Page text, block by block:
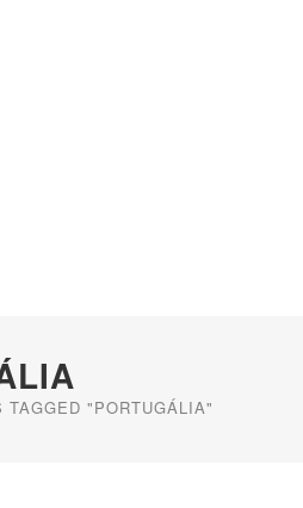
TAGGED "PORTUGÁLIA"